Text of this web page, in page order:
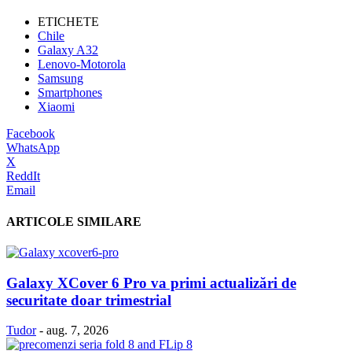
ETICHETE
Chile
Galaxy A32
Lenovo-Motorola
Samsung
Smartphones
Xiaomi
Facebook
WhatsApp
X
ReddIt
Email
ARTICOLE SIMILARE
Galaxy XCover 6 Pro va primi actualizări de
securitate doar trimestrial
Tudor - aug. 7, 2026